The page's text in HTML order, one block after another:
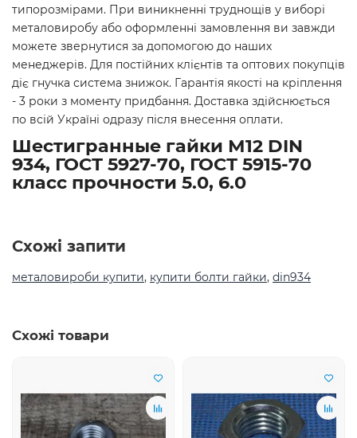
типорозмірами. При виникненні труднощів у виборі
металовиробу або оформленні замовлення ви завжди
можете звернутися за допомогою до наших
менеджерів. Для постійних клієнтів та оптових покупців
діє гнучка система знижок. Гарантія якості на кріплення
- 3 роки з моменту придбання. Доставка здійснюється
по всій Україні одразу після внесення оплати.
Шестигранные гайки М12 DIN
934, ГОСТ 5927-70, ГОСТ 5915-70
класс прочности 5.0, 6.0
Схожі запити
металовироби купити, купити болти гайки, din934
Схожі товари